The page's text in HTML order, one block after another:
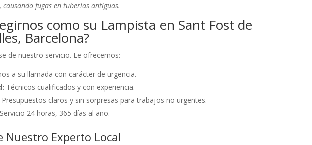
causando fugas en tuberías antiguas.
como su Lampista en Sant Fost de
Barcelona?
de nuestro servicio. Le ofrecemos:
a su llamada con carácter de urgencia.
Técnicos cualificados y con experiencia.
Presupuestos claros y sin sorpresas para trabajos no urgentes.
Servicio 24 horas, 365 días al año.
Nuestro Experto Local